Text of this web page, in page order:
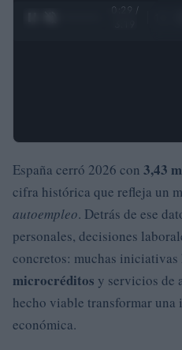
0:29 /
España cerró 2026 con 3,43
cifra histórica que refleja un
autoempleo. Detrás de ese
personales, decisiones
concretos: muchas iniciativas
microcréditos y servicios de
hecho viable transformar una
económica.